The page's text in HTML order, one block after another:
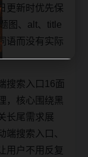
更新时优先保
图、alt、title
语而没有实际
搜索入口16面
，核心围绕黑
长尾需求展
端搜索入口、
用户不用反复